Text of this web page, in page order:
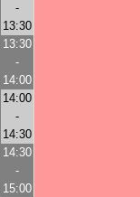
-
13:30
13:30
-
14:00
14:00
-
14:30
14:30
-
15:00